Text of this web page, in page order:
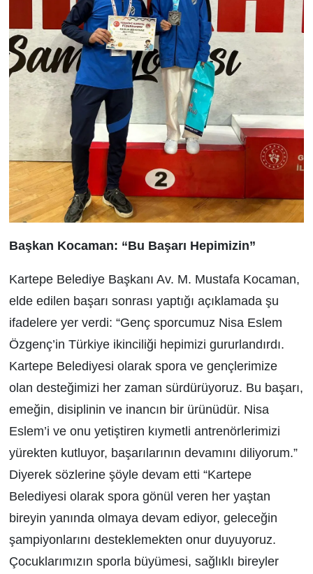
Başkan Kocaman: “Bu Başarı Hepimizin”
Kartepe Belediye Başkanı Av. M. Mustafa Kocaman,
elde edilen başarı sonrası yaptığı açıklamada şu
ifadelere yer verdi: “Genç sporcumuz Nisa Eslem
Özgenç’in Türkiye ikinciliği hepimizi gururlandırdı.
Kartepe Belediyesi olarak spora ve gençlerimize
olan desteğimizi her zaman sürdürüyoruz. Bu başarı,
emeğin, disiplinin ve inancın bir ürünüdür. Nisa
Eslem’i ve onu yetiştiren kıymetli antrenörlerimizi
yürekten kutluyor, başarılarının devamını diliyorum.”
Diyerek sözlerine şöyle devam etti “Kartepe
Belediyesi olarak spora gönül veren her yaştan
bireyin yanında olmaya devam ediyor, geleceğin
şampiyonlarını desteklemekten onur duyuyoruz.
Çocuklarımızın sporla büyümesi, sağlıklı bireyler